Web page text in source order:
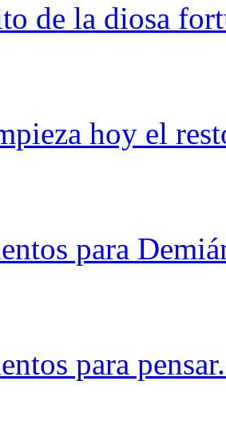
de la diosa
hoy el
para
para